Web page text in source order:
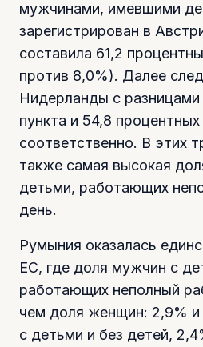
мужчинами, имевшими
зарегистрирован в
составила 61,2
против 8,0%). Далее
Нидерланды с
пункта и 54,8 процентных
соответственно. В этих
также самая высокая
детьми, работающих
день.
Румыния оказалась
ЕС, где доля мужчин с
работающих неполный
чем доля женщин: 2,9%
с детьми и без детей,